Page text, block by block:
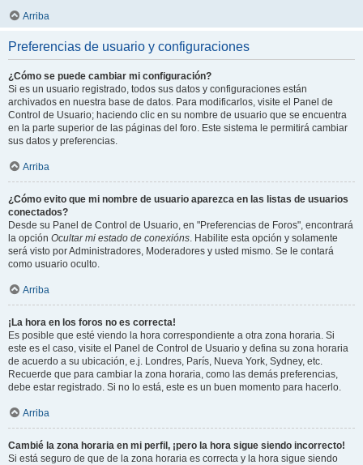
Arriba
Preferencias de usuario y configuraciones
¿Cómo se puede cambiar mi configuración?
Si es un usuario registrado, todos sus datos y configuraciones están
archivados en nuestra base de datos. Para modificarlos, visite el Panel de
Control de Usuario; haciendo clic en su nombre de usuario que se encuentra
en la parte superior de las páginas del foro. Este sistema le permitirá cambiar
sus datos y preferencias.
Arriba
¿Cómo evito que mi nombre de usuario aparezca en las listas de usuarios
conectados?
Desde su Panel de Control de Usuario, en "Preferencias de Foros", encontrará
la opción Ocultar mi estado de conexións. Habilite esta opción y solamente
será visto por Administradores, Moderadores y usted mismo. Se le contará
como usuario oculto.
Arriba
¡La hora en los foros no es correcta!
Es posible que esté viendo la hora correspondiente a otra zona horaria. Si
este es el caso, visite el Panel de Control de Usuario y defina su zona horaria
de acuerdo a su ubicación, e.j. Londres, París, Nueva York, Sydney, etc.
Recuerde que para cambiar la zona horaria, como las demás preferencias,
debe estar registrado. Si no lo está, este es un buen momento para hacerlo.
Arriba
Cambié la zona horaria en mi perfil, ¡pero la hora sigue siendo incorrecto!
Si está seguro de que de la zona horaria es correcta y la hora sigue siendo